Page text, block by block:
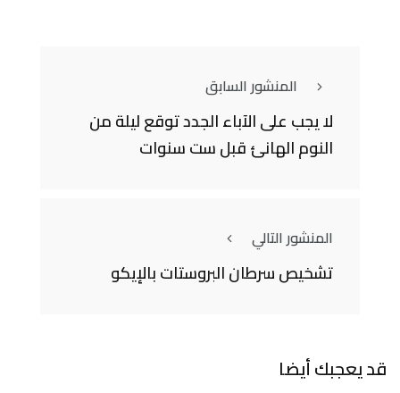
المنشور السابق
لا يجب على الآباء الجدد توقع ليلة من
النوم الهانئ قبل ست سنوات
المنشور التالي
تشخيص سرطان البروستات بالإيكو
قد يعجبك أيضا